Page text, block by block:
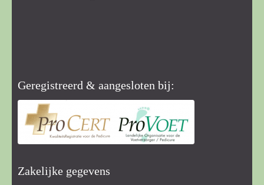
Geregistreerd & aangesloten bij:
Zakelijke gegevens